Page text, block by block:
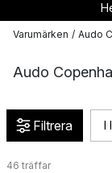
Varumärken / Audo
Audo
Filtrera I
46 träffar